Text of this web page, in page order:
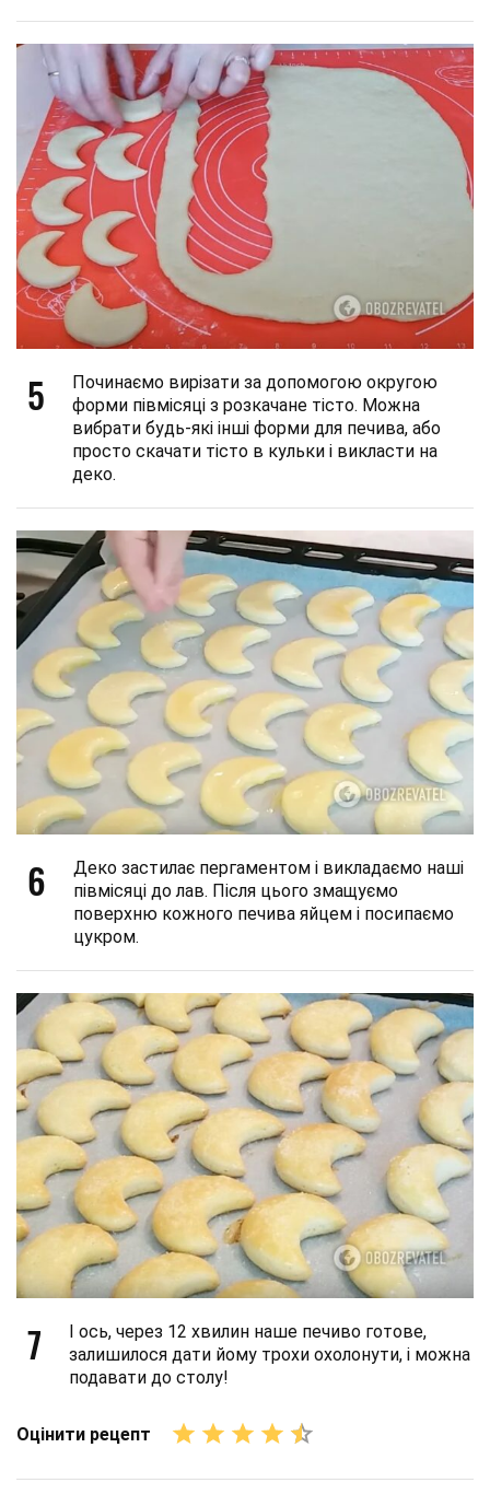
5
Починаємо вирізати за допомогою округою
форми півмісяці з розкачане тісто. Можна
вибрати будь-які інші форми для печива, або
просто скачати тісто в кульки і викласти на
деко.
6
Деко застилає пергаментом і викладаємо наші
півмісяці до лав. Після цього змащуємо
поверхню кожного печива яйцем і посипаємо
цукром.
7
І ось, через 12 хвилин наше печиво готове,
залишилося дати йому трохи охолонути, і можна
подавати до столу!
Оцінити рецепт